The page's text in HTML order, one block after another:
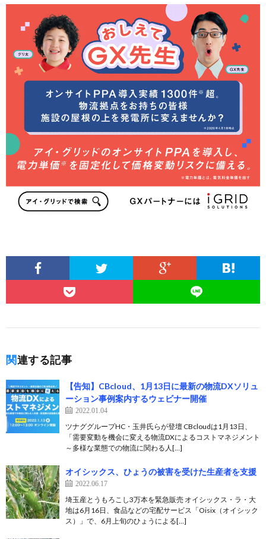
関連する記事
【告知】CBcloud、1月13日に最新の物流DXソリュ
ーション事例案内するウェビナー開催
2022.01.04
ツナググループHC・玉井氏らが登壇 CBcloudは1月13日、
「需要変動を機会に変える物流DXによるコストマネジメント
～多様な業態での物流に関わる人[…]
オイシックス、ひょうの被害を受けた生産者を支援
2022.06.17
埼玉産とうもろこし3万本を緊急販売 オイシックス・ラ・大
地は6月16日、食品などの宅配サービス「Oisix（オイシック
ス）」で、6月上旬のひょうによる[…]